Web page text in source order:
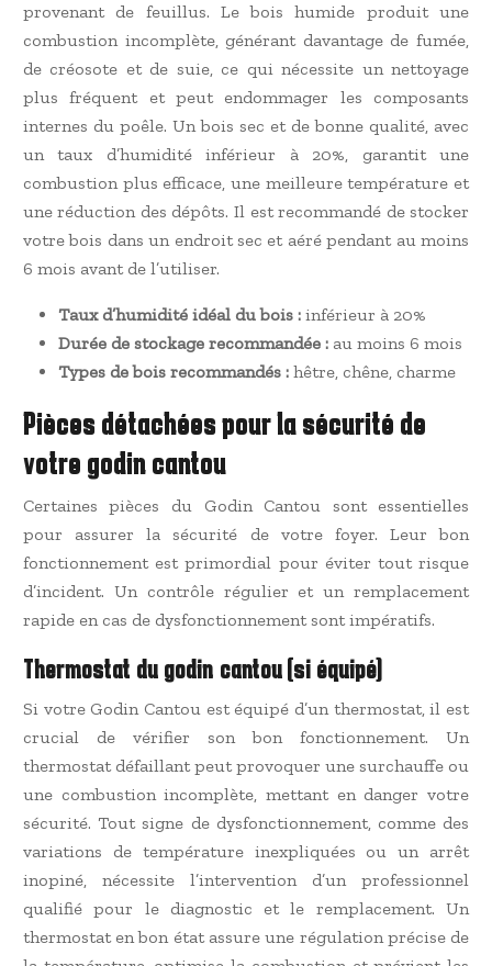
provenant de feuillus. Le bois humide produit une
combustion incomplète, générant davantage de fumée,
de créosote et de suie, ce qui nécessite un nettoyage
plus fréquent et peut endommager les composants
internes du poêle. Un bois sec et de bonne qualité, avec
un taux d’humidité inférieur à 20%, garantit une
combustion plus efficace, une meilleure température et
une réduction des dépôts. Il est recommandé de stocker
votre bois dans un endroit sec et aéré pendant au moins
6 mois avant de l’utiliser.
Taux d’humidité idéal du bois : inférieur à 20%
Durée de stockage recommandée : au moins 6 mois
Types de bois recommandés : hêtre, chêne, charme
Pièces détachées pour la sécurité de
votre godin cantou
Certaines pièces du Godin Cantou sont essentielles
pour assurer la sécurité de votre foyer. Leur bon
fonctionnement est primordial pour éviter tout risque
d’incident. Un contrôle régulier et un remplacement
rapide en cas de dysfonctionnement sont impératifs.
Thermostat du godin cantou (si équipé)
Si votre Godin Cantou est équipé d’un thermostat, il est
crucial de vérifier son bon fonctionnement. Un
thermostat défaillant peut provoquer une surchauffe ou
une combustion incomplète, mettant en danger votre
sécurité. Tout signe de dysfonctionnement, comme des
variations de température inexpliquées ou un arrêt
inopiné, nécessite l’intervention d’un professionnel
qualifié pour le diagnostic et le remplacement. Un
thermostat en bon état assure une régulation précise de